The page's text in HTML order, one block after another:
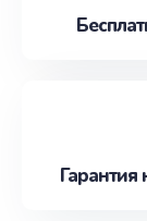
Гарантия